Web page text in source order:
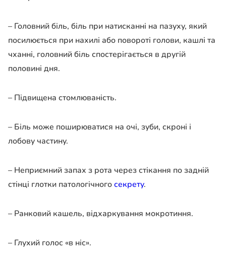
– Головний біль, біль при натисканні на пазуху, який
посилюється при нахилі або повороті голови, кашлі та
чханні, головний біль спостерігається в другій
половині дня.
– Підвищена стомлюваність.
– Біль може поширюватися на очі, зуби, скроні і
лобову частину.
– Неприємний запах з рота через стікання по задній
стінці глотки патологічногосекрету.
– Ранковий кашель, відхаркування мокротиння.
– Глухий голос «в ніс».